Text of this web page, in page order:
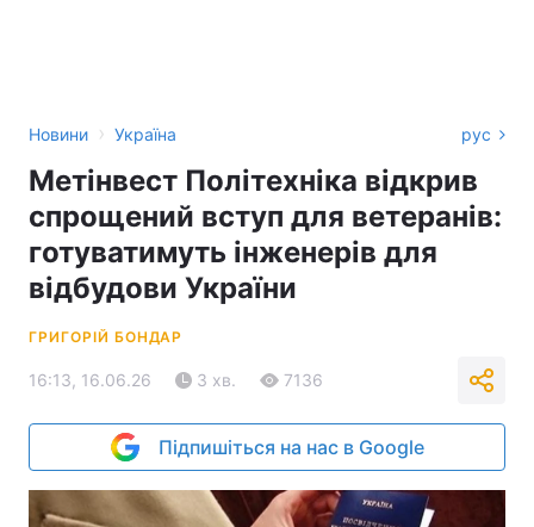
Новини › Україна рус
Метінвест Політехніка відкрив
спрощений вступ для ветеранів:
готуватимуть інженерів для
відбудови України
ГРИГОРІЙ БОНДАР
16:13, 16.06.26 3 хв. 7136
Підпишіться на нас в Google